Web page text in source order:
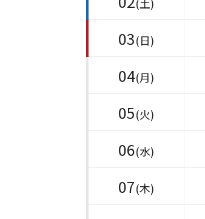
03(日)
04(月)
05(火)
06(水)
07(木)